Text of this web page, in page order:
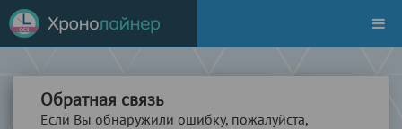
Обратная связь
Если Вы обнаружили ошибку, пожалуйста,